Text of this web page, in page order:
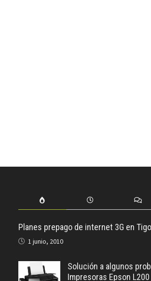
Planes prepago de internet 3G en
1 junio, 2010
Solución a algunos
Impresoras Epson L200